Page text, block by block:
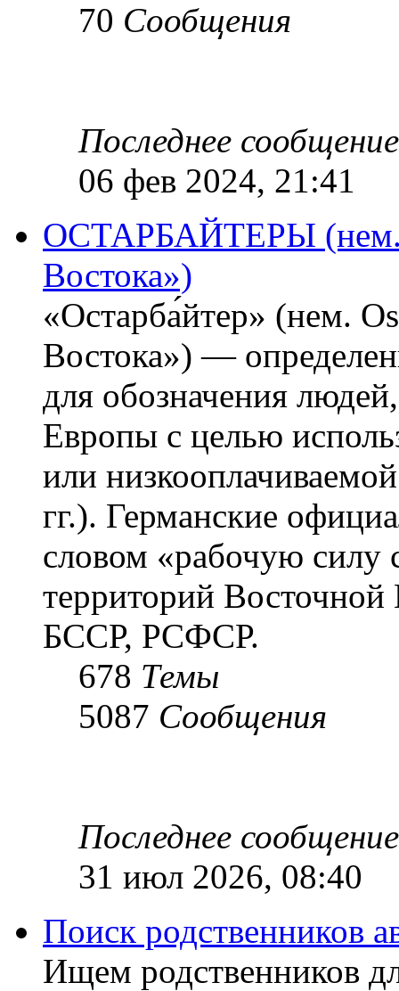
70 Сообщения
Последнее сообщение
06 фев 2024, 21:41
ОСТАРБАЙТЕРЫ (нем.
Востока»)
«Остарба́йтер» (нем.
Востока») —
для обозначения
Европы с целью
или
гг.). Германские
словом «рабочую силу
территорий
БССР, РСФСР.
678 Темы
5087 Сообщения
Последнее сообщение
31 июл 2026, 08:40
Поиск родственников
Ищем родственников